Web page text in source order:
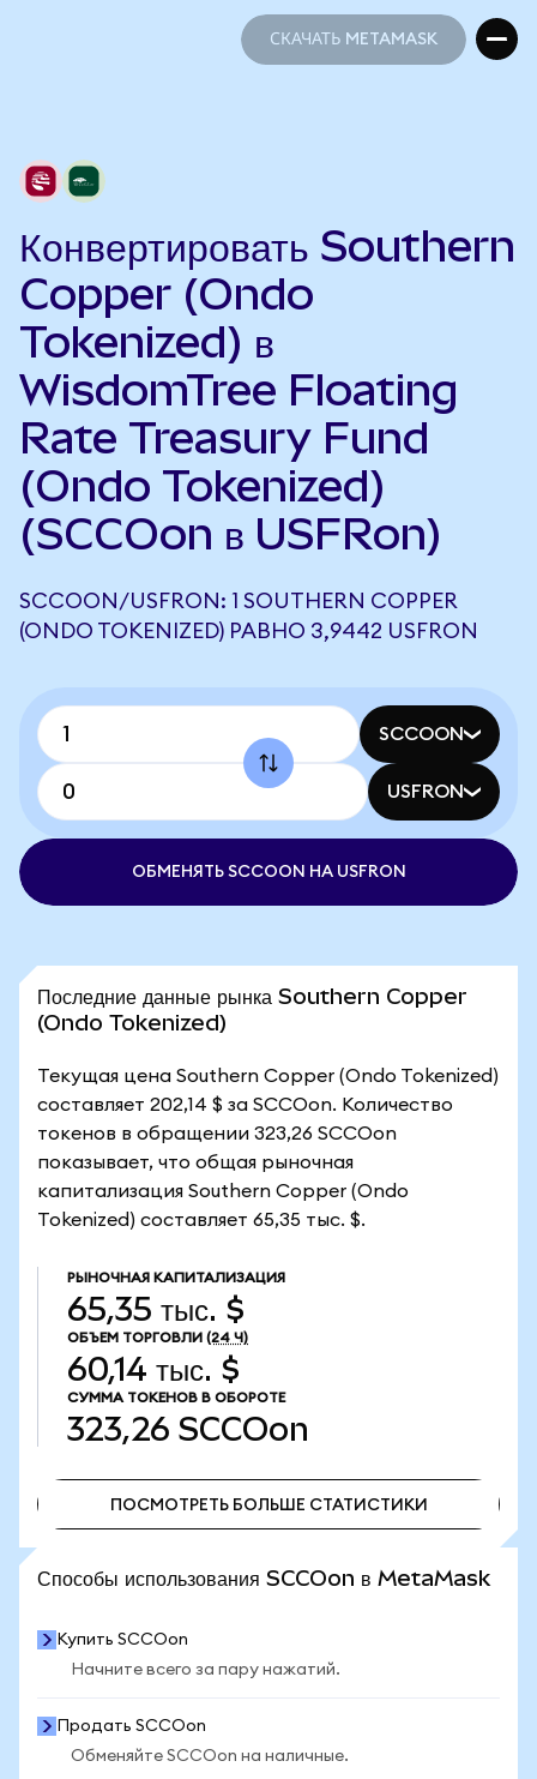
СКАЧАТЬ METAMASK
Конвертировать Southern
Copper (Ondo
Tokenized) в
WisdomTree Floating
Rate Treasury Fund
(Ondo Tokenized)
(SCCOon в USFRon)
SCCOON/USFRON: 1 SOUTHERN COPPER
(ONDO TOKENIZED) РАВНО 3,9442 USFRON
SCCOON
USFRON
ОБМЕНЯТЬ SCCOON НА USFRON
Последние данные рынка Southern Copper
(Ondo Tokenized)
Текущая цена Southern Copper (Ondo Tokenized)
составляет 202,14 $ за SCCOon. Количество
токенов в обращении 323,26 SCCOon
показывает, что общая рыночная
капитализация Southern Copper (Ondo
Tokenized) составляет 65,35 тыс. $.
РЫНОЧНАЯ КАПИТАЛИЗАЦИЯ
65,35 тыс. $
ОБЪЕМ ТОРГОВЛИ (24 Ч)
60,14 тыс. $
СУММА ТОКЕНОВ В ОБОРОТЕ
323,26 SCCOon
ПОСМОТРЕТЬ БОЛЬШЕ СТАТИСТИКИ
Способы использования SCCOon в MetaMask
Купить SCCOon
Начните всего за пару нажатий.
Продать SCCOon
Обменяйте SCCOon на наличные.